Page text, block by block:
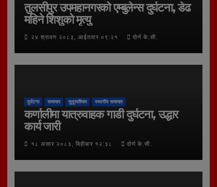
तुलसीपुर उपमहानगरको एम्बुलेन्स दुर्घटना, डेढ
महिने शिशुको मृत्यु
२४ श्रावण २०८३, आईतवार ०९:२१ दोर्ण के.सी.
दुर्घटना समाचार सुदूरपश्चिम स्थानीय समाचार
कर्णालीमा यात्रुवाहक गाडी दुर्घटना, उद्धार
कार्य जारी
१८ असार २०८३, बिहीबार १२:३८ दोर्ण के.सी.